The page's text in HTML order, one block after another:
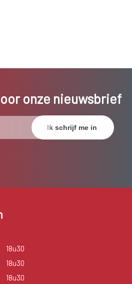
onze nieuwsbrief
18u30
18u30
18u30